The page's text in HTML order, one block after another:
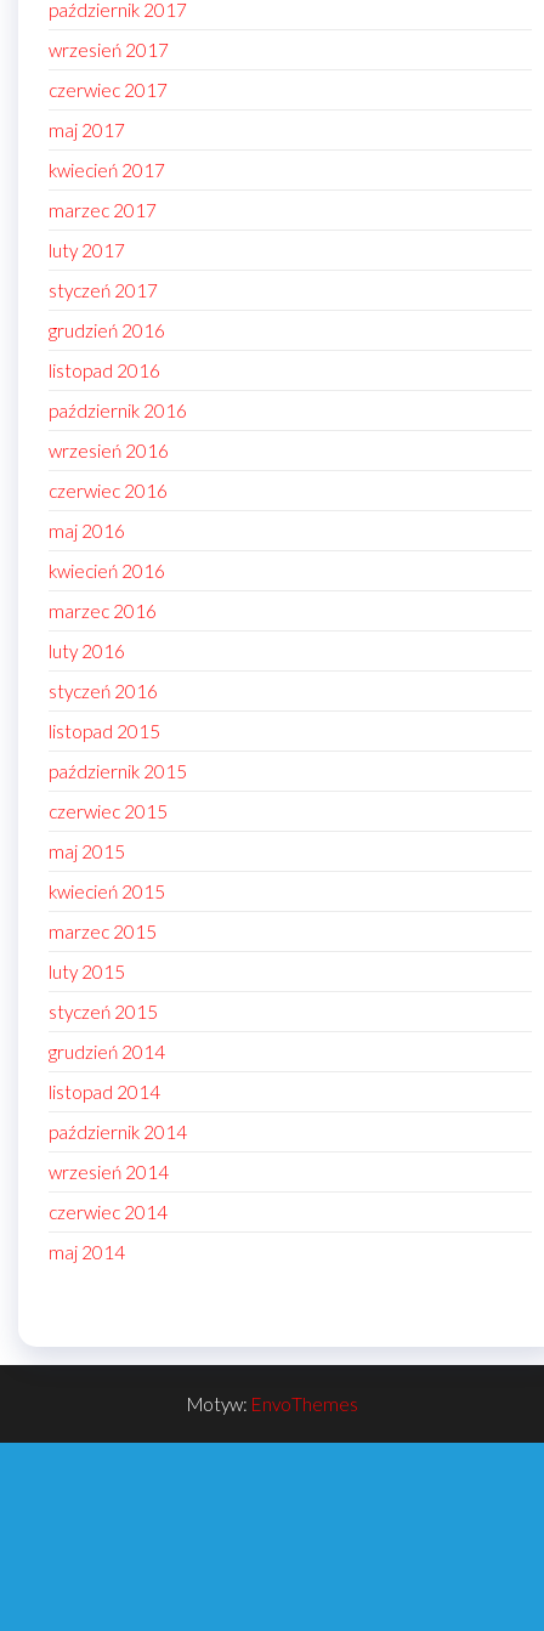
październik 2017
wrzesień 2017
czerwiec 2017
maj 2017
kwiecień 2017
marzec 2017
luty 2017
styczeń 2017
grudzień 2016
listopad 2016
październik 2016
wrzesień 2016
czerwiec 2016
maj 2016
kwiecień 2016
marzec 2016
luty 2016
styczeń 2016
listopad 2015
październik 2015
czerwiec 2015
maj 2015
kwiecień 2015
marzec 2015
luty 2015
styczeń 2015
grudzień 2014
listopad 2014
październik 2014
wrzesień 2014
czerwiec 2014
maj 2014
Motyw: EnvoThemes